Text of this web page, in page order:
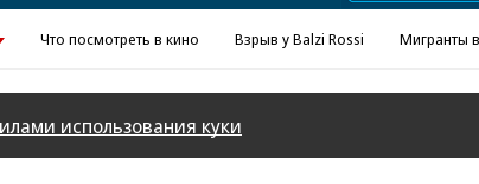
Что посмотреть в кино Взрыв у Balzi Rossi Мигранты
использования куки